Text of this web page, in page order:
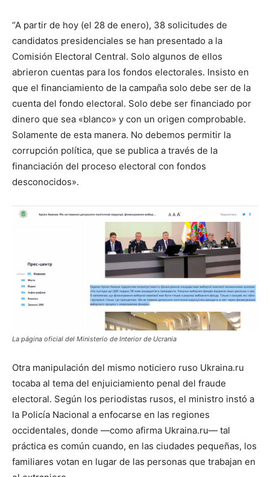
“A partir de hoy (el 28 de enero), 38 solicitudes de
candidatos presidenciales se han presentado a la
Comisión Electoral Central. Solo algunos de ellos
abrieron cuentas para los fondos electorales. Insisto en
que el financiamiento de la campaña solo debe ser de la
cuenta del fondo electoral. Solo debe ser financiado por
dinero que sea «blanco» y con un origen comprobable.
Solamente de esta manera. No debemos permitir la
corrupción política, que se publica a través de la
financiación del proceso electoral con fondos
desconocidos».
La página oficial del Ministerio de Interior de Ucrania
Otra manipulación del mismo noticiero ruso Ukraina.ru
tocaba al tema del enjuiciamiento penal del fraude
electoral. Según los periodistas rusos, el ministro instó a
la Policía Nacional a enfocarse en las regiones
occidentales, donde —como afirma Ukraina.ru— tal
práctica es común cuando, en las ciudades pequeñas, los
familiares votan en lugar de las personas que trabajan en